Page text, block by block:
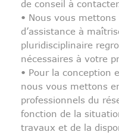
de conseil à
• Nous vous
d’assistance à
pluridisciplinaire
nécessaires à votre
• Pour la conception
nous vous mettons
professionnels du
fonction de la
travaux et de la